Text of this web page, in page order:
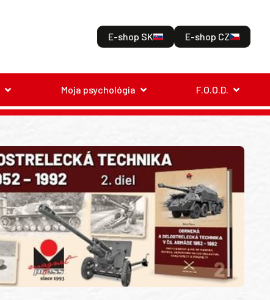
E-shop SK E-shop CZ
Moja psychológia F.O.O.D.